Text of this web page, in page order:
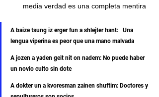
media verdad es una completa mentira
A baize tsung iz erger fun a shlejter hant:   Una
lengua viperina es peor que una mano malvada
A jozen a yaden geit nit on nadem: No puede haber
un novio culto sin dote
A dokter un a kvoresman zainen shuftim: Doctores y